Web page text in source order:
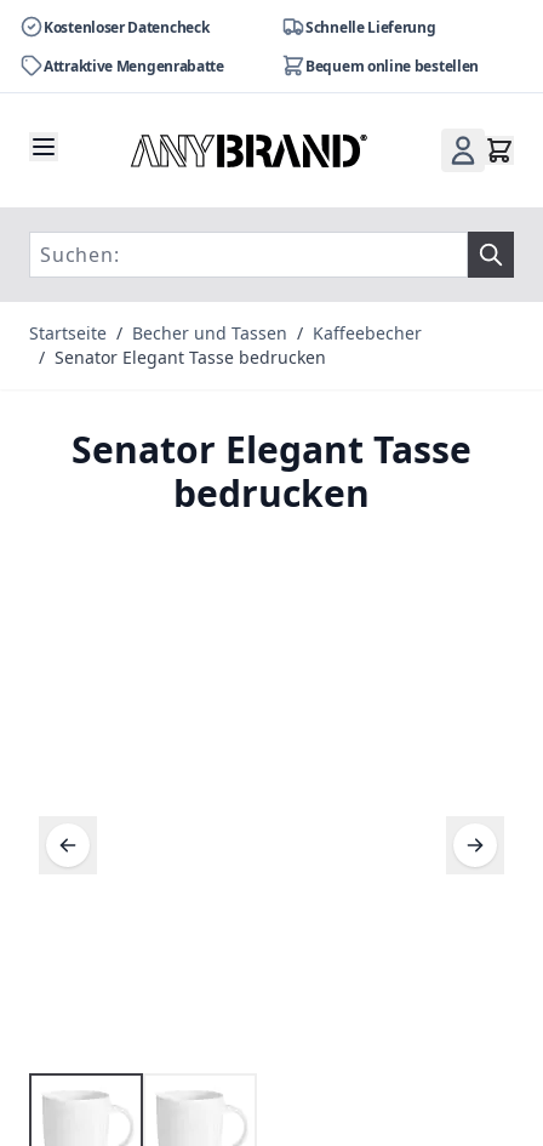
Kostenloser Datencheck
Schnelle Lieferung
Attraktive Mengenrabatte
Bequem online bestellen
Startseite / Becher und Tassen / Kaffeebecher
/ Senator Elegant Tasse bedrucken
Senator Elegant Tasse
bedrucken